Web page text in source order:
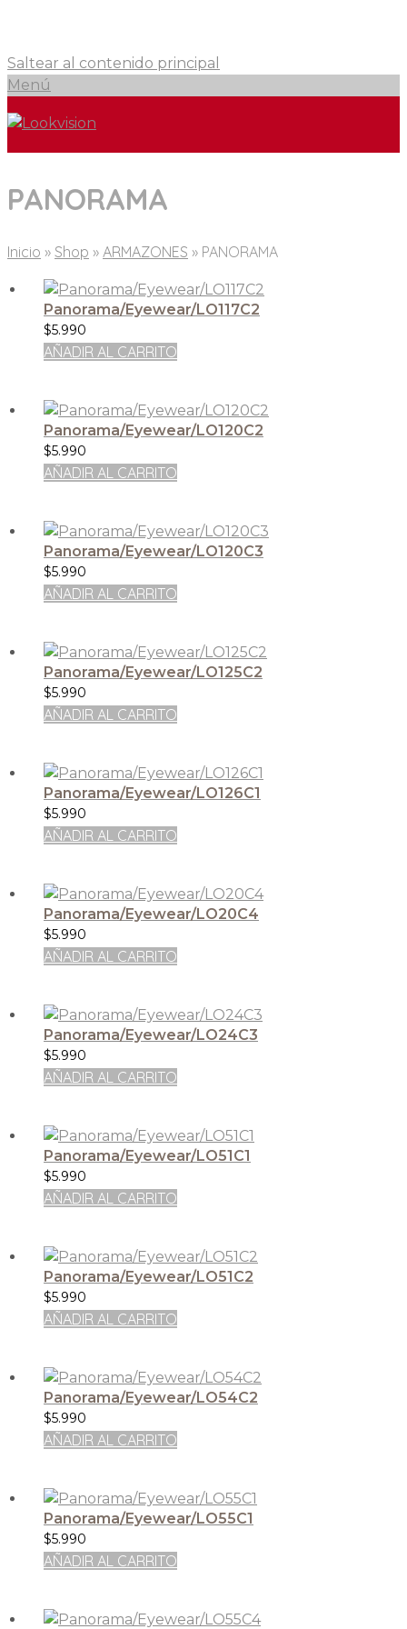
Saltear al contenido principal
Menú
PANORAMA
Inicio » Shop » ARMAZONES » PANORAMA
Panorama/Eyewear/LO117C2
$5.990
AÑADIR AL CARRITO
Panorama/Eyewear/LO120C2
$5.990
AÑADIR AL CARRITO
Panorama/Eyewear/LO120C3
$5.990
AÑADIR AL CARRITO
Panorama/Eyewear/LO125C2
$5.990
AÑADIR AL CARRITO
Panorama/Eyewear/LO126C1
$5.990
AÑADIR AL CARRITO
Panorama/Eyewear/LO20C4
$5.990
AÑADIR AL CARRITO
Panorama/Eyewear/LO24C3
$5.990
AÑADIR AL CARRITO
Panorama/Eyewear/LO51C1
$5.990
AÑADIR AL CARRITO
Panorama/Eyewear/LO51C2
$5.990
AÑADIR AL CARRITO
Panorama/Eyewear/LO54C2
$5.990
AÑADIR AL CARRITO
Panorama/Eyewear/LO55C1
$5.990
AÑADIR AL CARRITO